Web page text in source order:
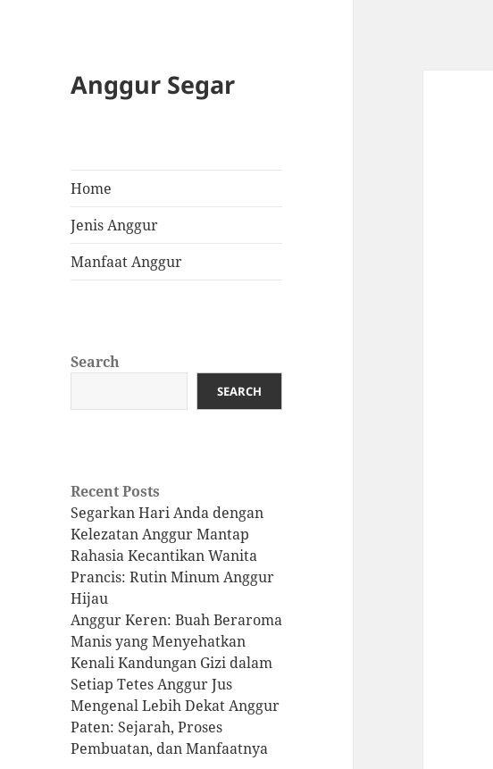
Anggur Segar
Home
Jenis Anggur
Manfaat Anggur
Search
SEARCH
Recent Posts
Segarkan Hari Anda dengan
Kelezatan Anggur Mantap
Rahasia Kecantikan Wanita
Prancis: Rutin Minum Anggur
Hijau
Anggur Keren: Buah Beraroma
Manis yang Menyehatkan
Kenali Kandungan Gizi dalam
Setiap Tetes Anggur Jus
Mengenal Lebih Dekat Anggur
Paten: Sejarah, Proses
Pembuatan, dan Manfaatnya